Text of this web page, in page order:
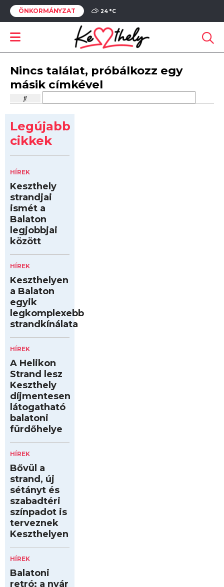
ÖNKORMÁNYZAT 24 °C
Nincs találat, próbálkozz egy
másik címkével
Legújabb
cikkek
HÍREK
Keszthely
strandjai
ismét a
Balaton
legjobbjai
között
HÍREK
Keszthelyen
a Balaton
egyik
legkomplexebb
strandkínálata
HÍREK
A Helikon
Strand lesz
Keszthely
díjmentesen
látogatható
balatoni
fürdőhelye
HÍREK
Bővül a
strand, új
sétányt és
szabadtéri
színpadot is
terveznek
Keszthelyen
HÍREK
Balatoni
retró: a nyár